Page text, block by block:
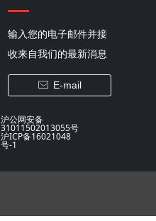
输入您的电子邮件并接
收来自我们的最新消息
ꂘ E-mail
沪公网安备
31011502013055号
沪ICP备16021048
号-1